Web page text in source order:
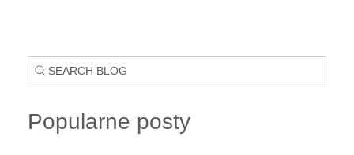
Popularne posty